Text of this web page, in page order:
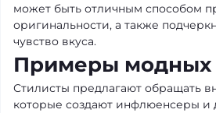
может быть отличным способом
оригинальности, а также
чувство вкуса.
Примеры модных
Стилисты предлагают обращать
которые создают инфлюенсеры и